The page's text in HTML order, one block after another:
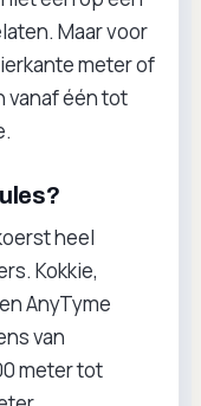
Maar voor
meter of
vanaf één tot
heel
Kokkie,
AnyTyme
van
meter tot